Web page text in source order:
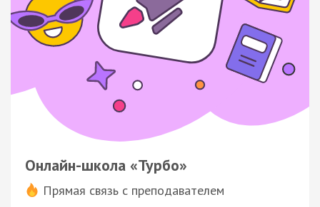
Онлайн-школа «Турбо»
Прямая связь с преподавателем